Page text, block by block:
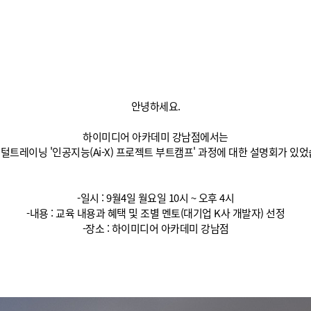
안녕하세요.
하이미디어 아카데미 강남점에서는
트레이닝 '인공지능(Ai-X) 프로젝트 부트캠프' 과정에 대한 설명회가 있
-일시 : 9월4일 월요일 10시 ~ 오후 4시
-내용 : 교육 내용과 혜택 및 조별 멘토(대기업 K사 개발자) 선정
-장소 : 하이미디어 아카데미 강남점